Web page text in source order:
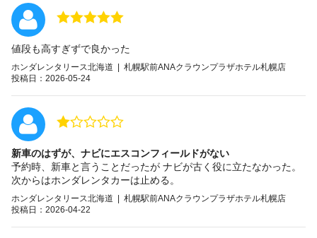
値段も高すぎずで良かった
ホンダレンタリース北海道 | 札幌駅前ANAクラウンプラザホテル札幌店
投稿日：2026-05-24
新車のはずが、ナビにエスコンフィールドがない
予約時、新車と言うことだったが ナビが古く役に立たなかった。
次からはホンダレンタカーは止める。
ホンダレンタリース北海道 | 札幌駅前ANAクラウンプラザホテル札幌店
投稿日：2026-04-22